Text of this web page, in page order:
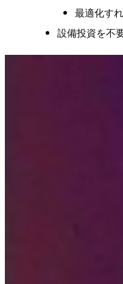
最適化す
設備投資を不